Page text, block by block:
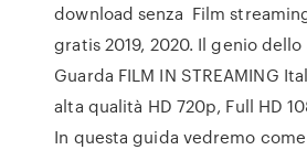
download senza Film
gratis 2019, 2020. Il genio
Guarda FILM IN STREAMING
alta qualità HD 720p, Full HD
In questa guida vedremo